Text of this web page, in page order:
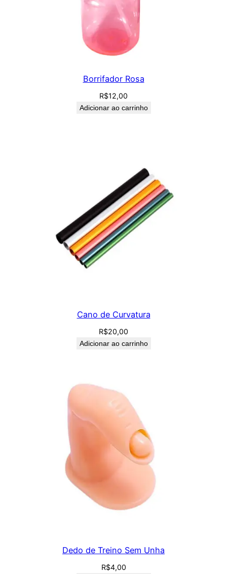
Borrifador Rosa
R$12,00
Adicionar ao carrinho
Cano de Curvatura
R$20,00
Adicionar ao carrinho
Dedo de Treino Sem Unha
R$4,00